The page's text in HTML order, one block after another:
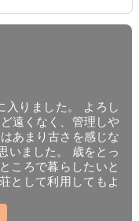
入りました。 よろし
遠くなく、管理しや
あまり古さを感じな
いました。 歳をとっ
ころで暮らしたいと
として利用してもよ